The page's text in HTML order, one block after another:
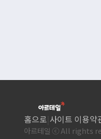
홈으로 사이트 이용약
아르테일 ⓒ All rights